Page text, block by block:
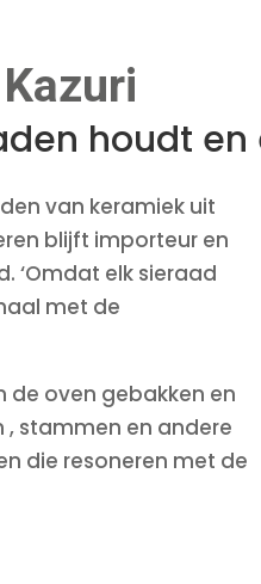
Kazuri
houdt
van keramiek uit
blijft importeur en
‘Omdat elk sieraad
met de
de oven gebakken en
, stammen en andere
die resoneren met de